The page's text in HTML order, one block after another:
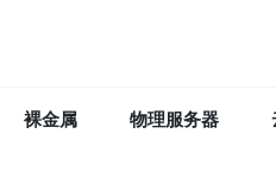
裸金属 物理服务器